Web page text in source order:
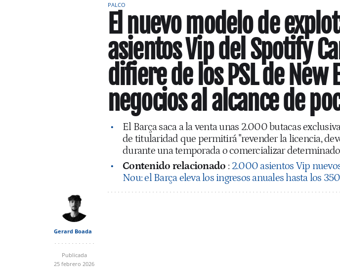
PALCO
El nuevo modelo de
asientos Vip del Spotify
difiere de los PSL de New
negocios al alcance de
El Barça saca a la venta unas 2.000 butacas
de titularidad que permitirá "revender la licencia,
durante una temporada o comercializar
Contenido relacionado : 2.000 asientos Vip
Nou: el Barça eleva los ingresos anuales hasta los
Gerard Boada
Publicada
25 febrero 2026